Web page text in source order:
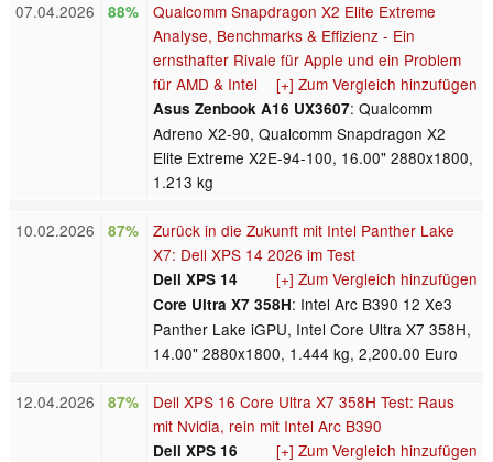
07.04.2026 88%
Qualcomm Snapdragon X2 Elite Extreme
Analyse, Benchmarks & Effizienz - Ein
ernsthafter Rivale für Apple und ein Problem
für AMD & Intel
[+] Zum Vergleich hinzufügen
Asus Zenbook A16 UX3607: Qualcomm
Adreno X2-90, Qualcomm Snapdragon X2
Elite Extreme X2E-94-100, 16.00" 2880x1800,
1.213 kg
10.02.2026 87%
Zurück in die Zukunft mit Intel Panther Lake
X7: Dell XPS 14 2026 im Test
[+] Zum Vergleich hinzufügen
Dell XPS 14
Core Ultra X7 358H: Intel Arc B390 12 Xe3
Panther Lake iGPU, Intel Core Ultra X7 358H,
14.00" 2880x1800, 1.444 kg, 2,200.00 Euro
12.04.2026 87%
Dell XPS 16 Core Ultra X7 358H Test: Raus
mit Nvidia, rein mit Intel Arc B390
[+] Zum Vergleich hinzufügen
Dell XPS 16